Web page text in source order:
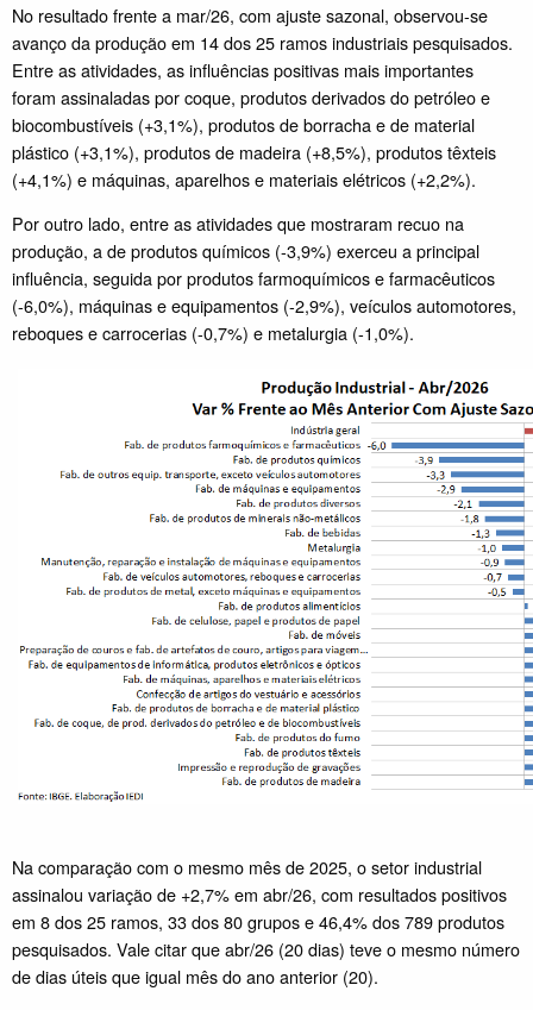
No resultado frente a mar/26, com ajuste sazonal, observou-se
avanço da produção em 14 dos 25 ramos industriais pesquisados.
Entre as atividades, as influências positivas mais importantes
foram assinaladas por coque, produtos derivados do petróleo e
biocombustíveis (+3,1%), produtos de borracha e de material
plástico (+3,1%), produtos de madeira (+8,5%), produtos têxteis
(+4,1%) e máquinas, aparelhos e materiais elétricos (+2,2%).
Por outro lado, entre as atividades que mostraram recuo na
produção, a de produtos químicos (-3,9%) exerceu a principal
influência, seguida por produtos farmoquímicos e farmacêuticos
(-6,0%), máquinas e equipamentos (-2,9%), veículos automotores,
reboques e carrocerias (-0,7%) e metalurgia (-1,0%).
Na comparação com o mesmo mês de 2025, o setor industrial
assinalou variação de +2,7% em abr/26, com resultados positivos
em 8 dos 25 ramos, 33 dos 80 grupos e 46,4% dos 789 produtos
pesquisados. Vale citar que abr/26 (20 dias) teve o mesmo número
de dias úteis que igual mês do ano anterior (20).